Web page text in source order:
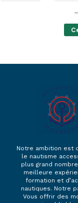
Je
Merci
Notre ambition est
le nautisme
plus grand
meilleure
formation et
nautiques. Notre
Vous offrir des